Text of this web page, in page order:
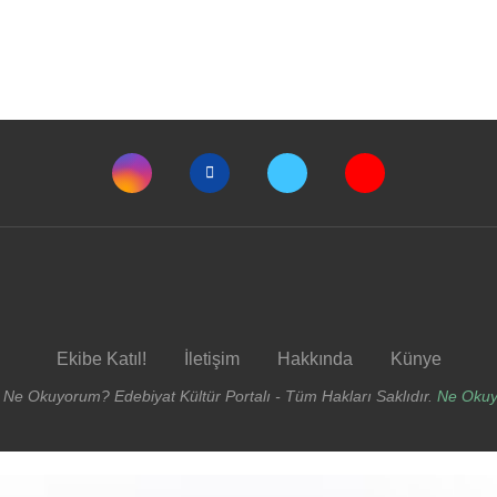
Ekibe Katıl! İletişim Hakkında Künye
Okuyorum? Edebiyat Kültür Portalı - Tüm Hakları Saklıdır. Ne